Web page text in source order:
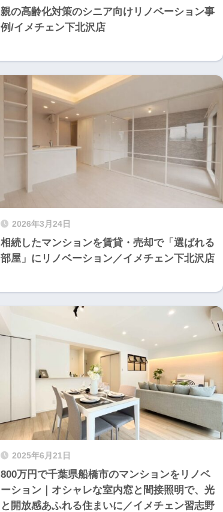
親の高齢化対策のシニア向けリノベーション事
例/イメチェン下北沢店
2026年3月24日
相続したマンションを賃貸・売却で「選ばれる
部屋」にリノベーション／イメチェン下北沢店
2025年6月21日
800万円で千葉県船橋市のマンションをリノベ
ーション｜オシャレな室内窓と間接照明で、光
と開放感あふれる住まいに／イメチェン習志野